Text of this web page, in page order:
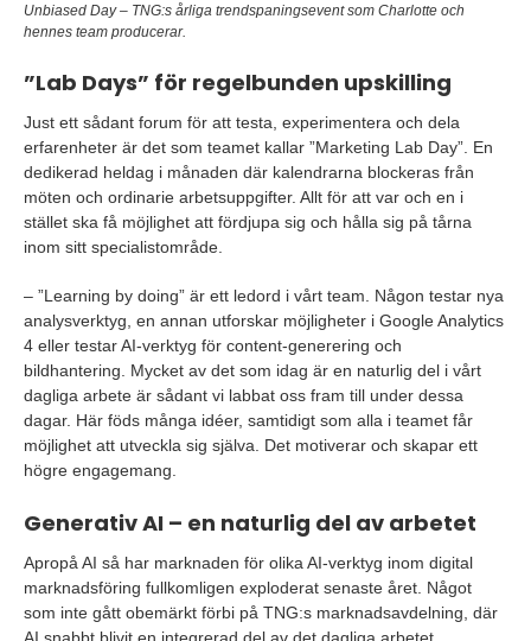
Unbiased Day – TNG:s årliga trendspaningsevent som Charlotte och
hennes team producerar.
”Lab Days” för regelbunden upskilling
Just ett sådant forum för att testa, experimentera och dela
erfarenheter är det som teamet kallar ”Marketing Lab Day”. En
dedikerad heldag i månaden där kalendrarna blockeras från
möten och ordinarie arbetsuppgifter. Allt för att var och en i
stället ska få möjlighet att fördjupa sig och hålla sig på tårna
inom sitt specialistområde.
– ”Learning by doing” är ett ledord i vårt team. Någon testar nya
analysverktyg, en annan utforskar möjligheter i Google Analytics
4 eller testar AI-verktyg för content-generering och
bildhantering. Mycket av det som idag är en naturlig del i vårt
dagliga arbete är sådant vi labbat oss fram till under dessa
dagar. Här föds många idéer, samtidigt som alla i teamet får
möjlighet att utveckla sig själva. Det motiverar och skapar ett
högre engagemang.
Generativ AI – en naturlig del av arbetet
Apropå AI så har marknaden för olika AI-verktyg inom digital
marknadsföring fullkomligen exploderat senaste året. Något
som inte gått obemärkt förbi på TNG:s marknadsavdelning, där